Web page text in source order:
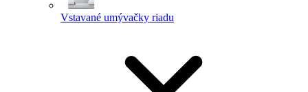
Vstavané umývačky riadu